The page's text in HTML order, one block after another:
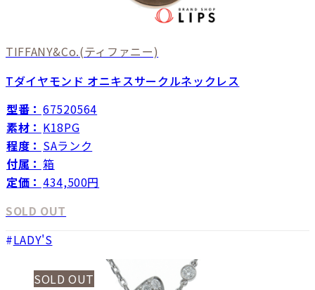
TIFFANY&Co.(ティファニー)
Tダイヤモンド オニキスサークルネックレス
型番： 67520564
素材： K18PG
程度： SAランク
付属： 箱
定価： 434,500円
SOLD OUT
LADY'S
SOLD OUT